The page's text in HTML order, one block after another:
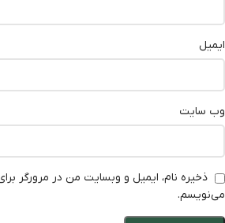
ایمیل
وب‌ سایت
ذخیره نام، ایمیل و وبسایت من در مرورگر
می‌نویسم.